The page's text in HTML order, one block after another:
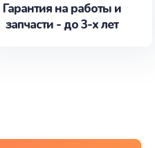
Гарантия на работы и
запчасти - до 3-х лет